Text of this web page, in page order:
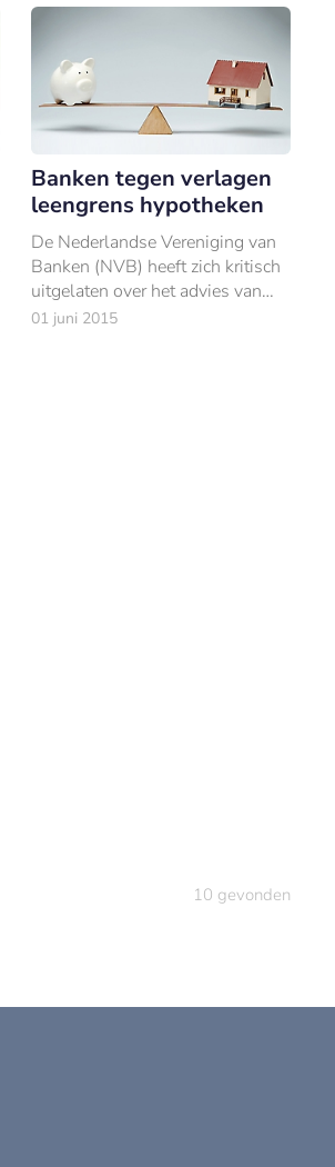
Banken tegen verlagen
leengrens hypotheken
De Nederlandse Vereniging van
Banken (NVB) heeft zich kritisch
uitgelaten over het advies van
het Financieel Stabiliteitscomité
01 juni 2015
10 gevonden